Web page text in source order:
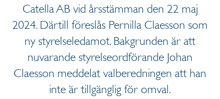
Catella AB vid årsstämman den 22 maj
2024. Därtill föreslås Pernilla Claesson som
ny styrelseledamot. Bakgrunden är att
nuvarande styrelseordförande Johan
Claesson meddelat valberedningen att han
inte är tillgänglig för omval.